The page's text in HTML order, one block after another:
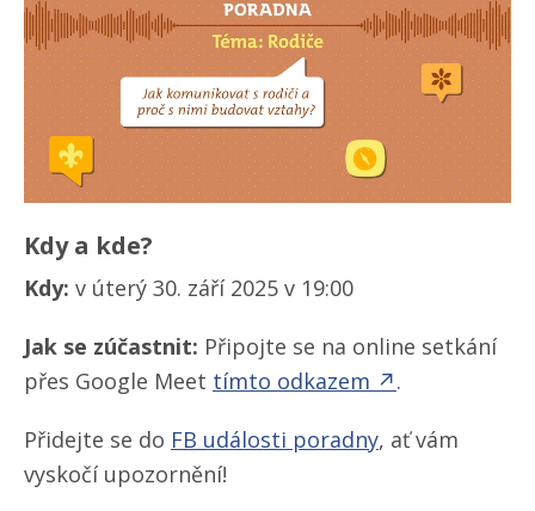
Kdy a kde?
Kdy: v úterý 30. září 2025 v 19:00
Jak se zúčastnit: Připojte se na online setkání
přes Google Meet tímto odkazem ↗.
Přidejte se do FB události poradny, ať vám
vyskočí upozornění!